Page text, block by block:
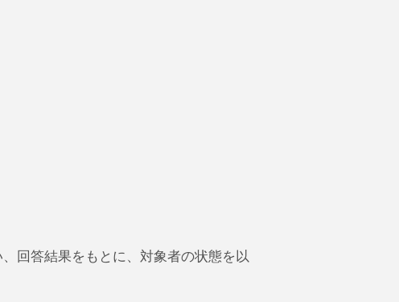
回答結果をもとに、対象者の状態を以